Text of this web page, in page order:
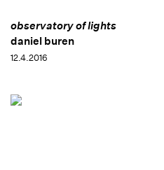
observatory of lights
daniel buren
12.4.2016